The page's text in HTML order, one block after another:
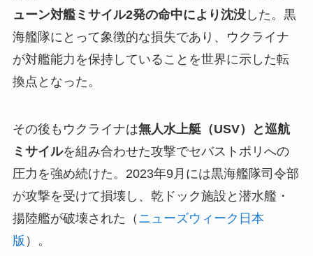
ューン対艦ミサイル2発の命中により沈没した。黒
海艦隊にとって象徴的な損失であり、ウクライナ
が対艦能力を保持していることを世界に示した転
換点となった。
その後もウクライナは無人水上艇（USV）と巡航
ミサイルを組み合わせた攻撃でセバストポリへの
圧力を強め続けた。2023年9月には黒海艦隊司令部
が攻撃を受けて損壊し、乾ドック施設と潜水艦・
揚陸艦が破壊された（ ニューズウィーク日本
版 ）。